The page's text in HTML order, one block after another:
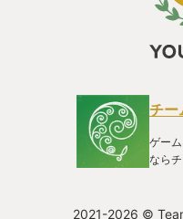
チー
ゲー
なら
2021-2026 ©